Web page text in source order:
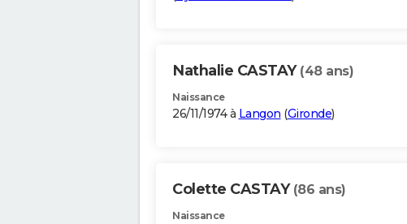
Nathalie CASTAY (48 ans)
Naissance
26/11/1974 à Langon (Gironde)
Colette CASTAY (86 ans)
Naissance